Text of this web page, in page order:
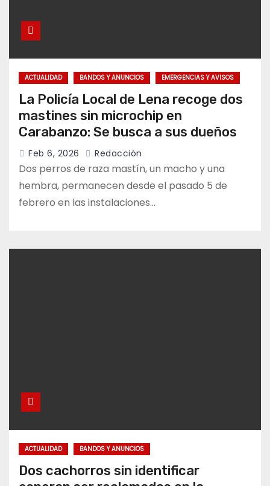
ACTUALIDAD BANDOS Y ANUNCIOS EMERGENCIAS Y AVISOS
La Policía Local de Lena recoge dos
mastines sin microchip en
Carabanzo: Se busca a sus dueños
Feb 6, 2026 Redacción
Dos perros de raza mastín, un macho y una
hembra, permanecen desde el pasado 5 de
febrero en las instalaciones…
ACTUALIDAD BANDOS Y ANUNCIOS
Dos cachorros sin identificar